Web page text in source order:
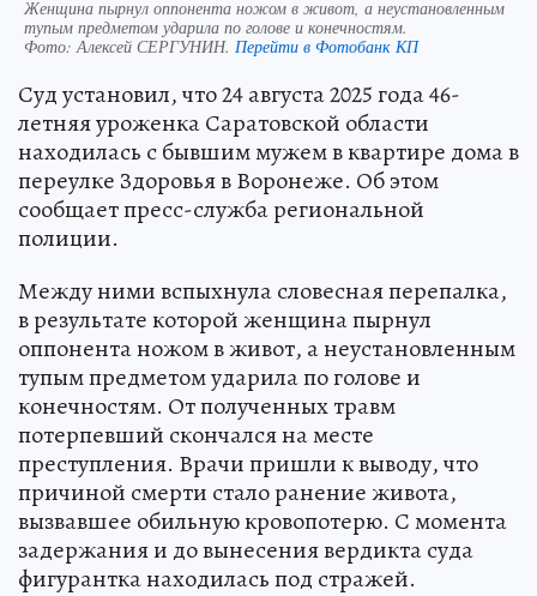
Женщина пырнул оппонента ножом в живот, а неустановленным
тупым предметом ударила по голове и конечностям.
Фото: Алексей СЕРГУНИН. Перейти в Фотобанк КП
Суд установил, что 24 августа 2025 года 46-
летняя уроженка Саратовской области
находилась с бывшим мужем в квартире дома в
переулке Здоровья в Воронеже. Об этом
сообщает пресс-служба региональной
полиции.
Между ними вспыхнула словесная перепалка,
в результате которой женщина пырнул
оппонента ножом в живот, а неустановленным
тупым предметом ударила по голове и
конечностям. От полученных травм
потерпевший скончался на месте
преступления. Врачи пришли к выводу, что
причиной смерти стало ранение живота,
вызвавшее обильную кровопотерю. С момента
задержания и до вынесения вердикта суда
фигурантка находилась под стражей.